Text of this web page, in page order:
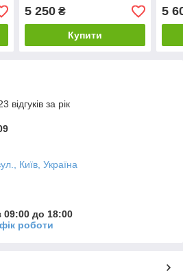
5 250₴
Купити
5
відгуків за рік
Київ, Україна
09:00 до 18:00
роботи